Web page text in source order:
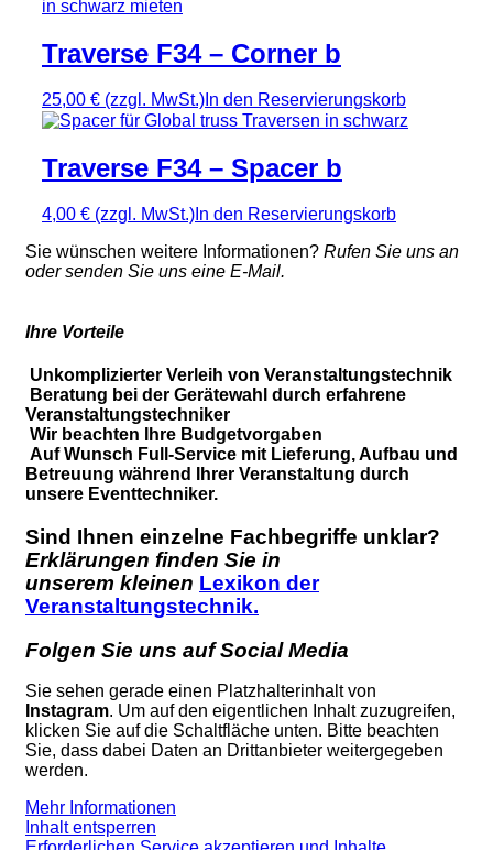
Traverse F34 – Corner b
25,00 € (zzgl. MwSt.) In den Reservierungskorb
Traverse F34 – Spacer b
4,00 € (zzgl. MwSt.) In den Reservierungskorb
Sie wünschen weitere Informationen? Rufen Sie uns an
oder senden Sie uns eine E-Mail.
Ihre Vorteile
Unkomplizierter Verleih von Veranstaltungstechnik
Beratung bei der Gerätewahl durch erfahrene
Veranstaltungstechniker
Wir beachten Ihre Budgetvorgaben
Auf Wunsch Full-Service mit Lieferung, Aufbau und
Betreuung während Ihrer Veranstaltung durch
unsere Eventtechniker.
Sind Ihnen einzelne Fachbegriffe unklar?
Erklärungen finden Sie in
unserem kleinen Lexikon der
Veranstaltungstechnik.
Folgen Sie uns auf Social Media
Sie sehen gerade einen Platzhalterinhalt von
Instagram. Um auf den eigentlichen Inhalt zuzugreifen,
klicken Sie auf die Schaltfläche unten. Bitte beachten
Sie, dass dabei Daten an Drittanbieter weitergegeben
werden.
Mehr Informationen
Inhalt entsperren